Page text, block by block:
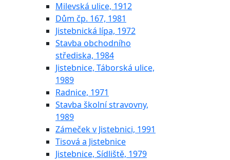
Milevská ulice, 1912
Dům čp. 167, 1981
Jistebnická lípa, 1972
Stavba obchodního
střediska, 1984
Jistebnice, Táborská ulice,
1989
Radnice, 1971
Stavba školní stravovny,
1989
Zámeček v Jistebnici, 1991
Tisová a Jistebnice
Jistebnice, Sídliště, 1979